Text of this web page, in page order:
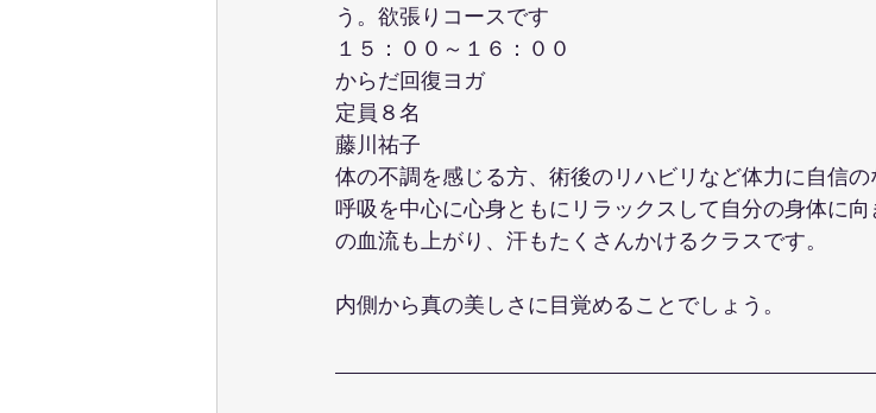
う。欲張りコースです
１５：００～１６：００
からだ回復ヨガ
定員８名
藤川祐子
体の不調を感じる方、術後のリハビリなど体力に自信
呼吸を中心に心身ともにリラックスして自分の身体に
の血流も上がり、汗もたくさんかけるクラスです。
内側から真の美しさに目覚めることでしょう。